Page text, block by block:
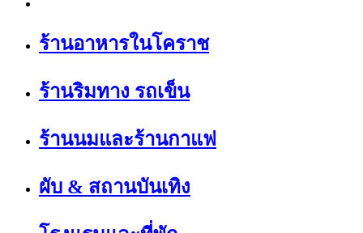
ร้านอาหารในโคราช
ร้านริมทาง รถเข็น
ร้านนมและร้านกาแฟ
ผับ & สถานบันเทิง